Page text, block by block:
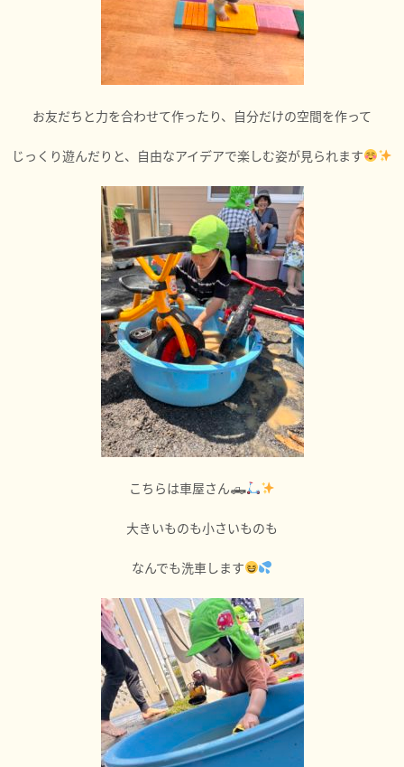
お友だちと力を合わせて作ったり、自分だけの空間を作って
じっくり遊んだりと、自由なアイデアで楽しむ姿が見られます
こちらは車屋さん🛻
大きいものも小さいものも
なんでも洗車します